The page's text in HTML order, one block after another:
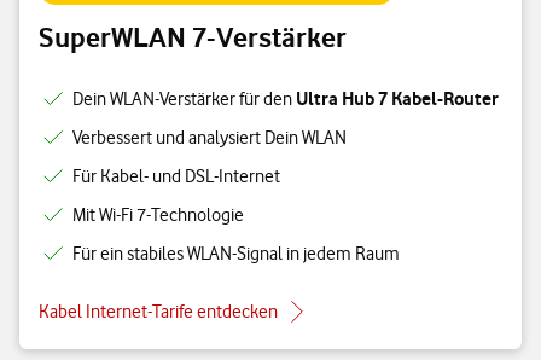
SuperWLAN 7-Verstärker
Dein WLAN-Verstärker für den Ultra Hub 7 Kabel-Router
Verbessert und analysiert Dein WLAN
Für Kabel- und DSL-Internet
Mit Wi-Fi 7-Technologie
Für ein stabiles WLAN-Signal in jedem Raum
Kabel Internet-Tarife entdecken